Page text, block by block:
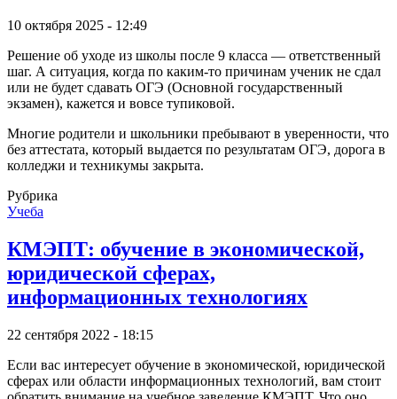
10 октября 2025 - 12:49
Решение об уходе из школы после 9 класса — ответственный
шаг. А ситуация, когда по каким-то причинам ученик не сдал
или не будет сдавать ОГЭ (Основной государственный
экзамен), кажется и вовсе тупиковой.
Многие родители и школьники пребывают в уверенности, что
без аттестата, который выдается по результатам ОГЭ, дорога в
колледжи и техникумы закрыта.
Рубрика
Учеба
КМЭПТ: обучение в экономической,
юридической сферах,
информационных технологиях
22 сентября 2022 - 18:15
Если вас интересует обучение в экономической, юридической
сферах или области информационных технологий, вам стоит